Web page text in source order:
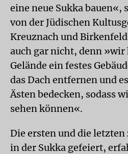
eine neue Sukka bauen«,
von der Jüdischen
Kreuznach und
auch gar nicht, denn »wir
Gelände ein festes
das Dach entfernen und
Ästen bedecken, sodass
sehen können«.
Die ersten und die letzten
in der Sukka gefeiert,